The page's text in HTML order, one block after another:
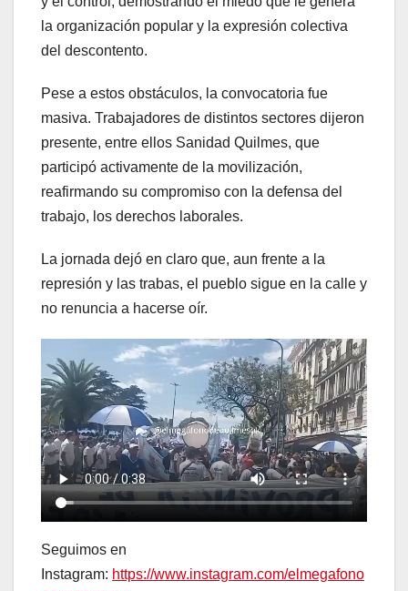
la organización popular y la expresión colectiva
del descontento.
Pese a estos obstáculos, la convocatoria fue
masiva. Trabajadores de distintos sectores dijeron
presente, entre ellos Sanidad Quilmes, que
participó activamente de la movilización,
reafirmando su compromiso con la defensa del
trabajo, los derechos laborales.
La jornada dejó en claro que, aun frente a la
represión y las trabas, el pueblo sigue en la calle y
no renuncia a hacerse oír.
Seguimos en
Instagram: https://www.instagram.com/elmegafono